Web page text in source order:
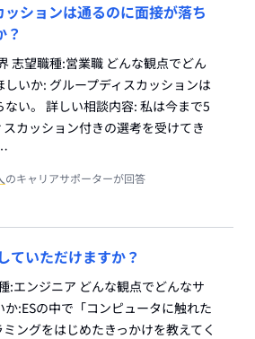
ッションは通るのに面接が落ち
？
志望職種:営業職 どんな観点でどん
いか: グループディスカッションは
い。 詳しい相談内容: 私は今まで5
カッション付きの選考を受けてき
のキャリアサポーターが回答
ていただけますか？
:エンジニア どんな観点でどんなサ
:ESの中で「コンピュータに触れた
ングをはじめたきっかけを教えてく